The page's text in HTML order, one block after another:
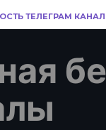
ТЕЛЕГРАМ